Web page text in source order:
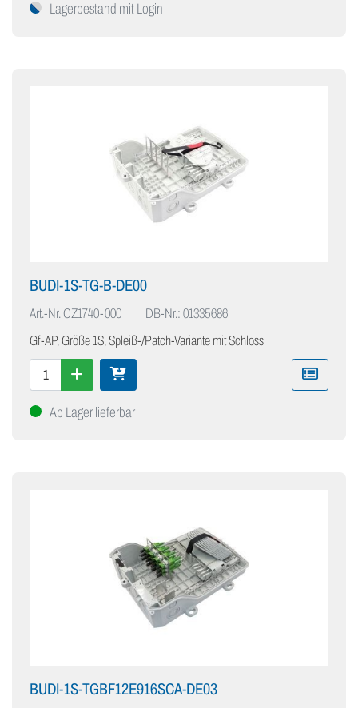
Lagerbestand mit Login
BUDI-1S-TG-B-DE00
Art.-Nr.CZ1740-000
DB-Nr.: 01335686
Gf-AP, Größe 1S, Spleiß-/Patch-Variante mit Schloss
Ab Lager lieferbar
BUDI-1S-TGBF12E916SCA-DE03